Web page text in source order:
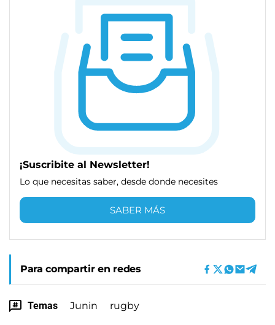
¡Suscribite al Newsletter!
Lo que necesitas saber, desde donde necesites
SABER MÁS
Para compartir en redes
Temas Junin rugby